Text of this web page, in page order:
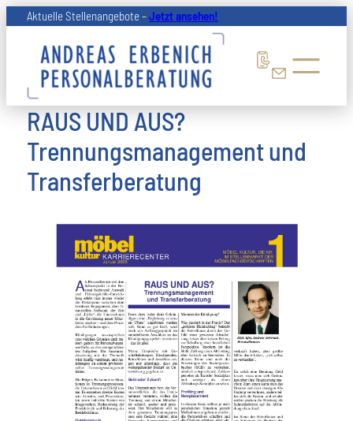
Inhalt
springen
Aktuelle Stellenangebote –Jetzt ansehen!
RAUS UND AUS?
Trennungsmanagement und
Transferberatung